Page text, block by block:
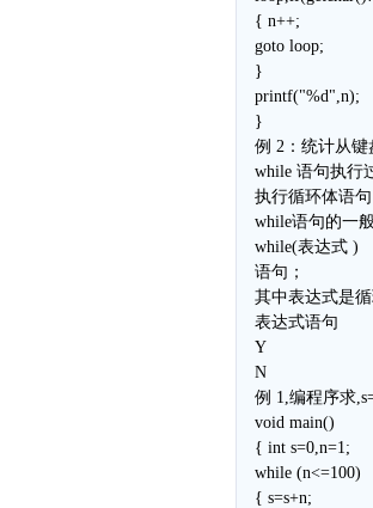
{ n++;
goto loop;
}
printf("%d",n);
}
例 2：统计从键
while 语句执行
执行循环体语句
while语句的一
while(表达式 )
语句；
其中表达式是
表达式语句
Y
N
例 1,编程序求
void main()
{ int s=0,n=1;
while (n<=100)
{ s=s+n;